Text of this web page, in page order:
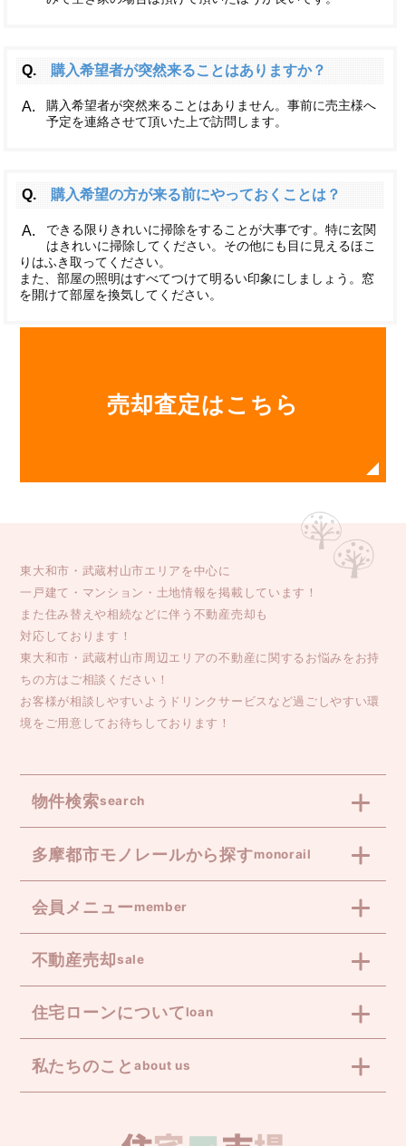
売却査定はこちら
東大和市・武蔵村山市エリアを中心に
一戸建て・マンション・土地情報を掲載しています！
また住み替えや相続などに伴う不動産売却も
対応しております！
東大和市・武蔵村山市周辺エリアの不動産に関するお悩みをお持
ちの方はご相談ください！
お客様が相談しやすいようドリンクサービスなど過ごしやすい環
境をご用意してお待ちしております！
物件検索search
多摩都市モノレールから探すmonorail
会員メニューmember
不動産売却sale
住宅ローンについてloan
私たちのこと about us